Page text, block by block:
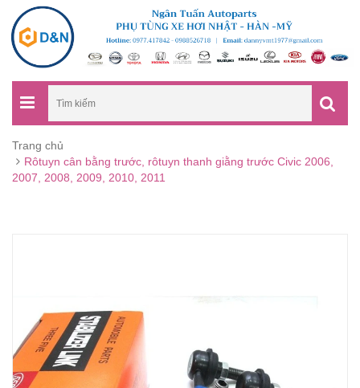
Trang chủ
Rôtuyn cân bằng trước, rôtuyn thanh giằng trước Civic 2006,
2007, 2008, 2009, 2010, 2011